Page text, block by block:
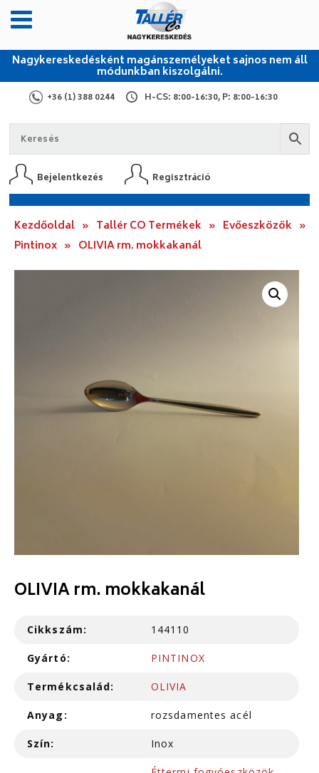
Nagykereskedésként magánszemélyeket sajnos nem áll
módunkban kiszolgálni.
+36 (1) 388 0244 H-CS: 8:00-16:30, P: 8:00-16:30
Bejelentkezés Regisztráció
Kezdőoldal » Tallér CO Termékek » Evőeszközök »
Pintinox » OLIVIA rm. mokkakanál
OLIVIA rm. mokkakanál
Cikkszám: 144110
Gyártó: PINTINOX
Termékcsalád: OLIVIA
Anyag: rozsdamentes acél
Szín: Inox